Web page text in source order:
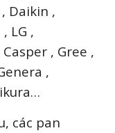
Daikin ,
LG ,
, Gree ,
,
các pan